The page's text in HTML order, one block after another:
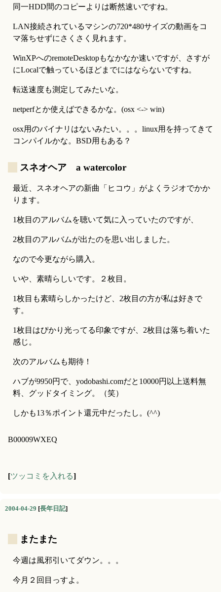
同一HDD間のコピーよりは断然速いですね。
LAN接続されているマシンの720*480サイズの動画をコ
マ落ちせずにさくさく見れます。
WinXPへのremoteDesktopもなかなか速いですが、さすが
にLocalで触っているほどまでにはならないですね。
転送速度も測定してみたいな。
netperfとか使えばできるかな。(osx <-> win)
osx用のバイナリはないみたい。。。linux用を持ってきて
コンパイルかな。BSD用もある？
スネオヘア a watercolor
最近、スネオヘアの新曲「ヒコウ」がよくラジオでかか
ります。
1枚目のアルバムを聴いて気に入っていたのですが、
2枚目のアルバムが出たのを思い出しました。
なので今更ながら購入。
いや、素晴らしいです。２枚目。
1枚目も素晴らしかったけど、2枚目の方が私は好きで
す。
1枚目はぴかり光ってる印象ですが、2枚目は落ち着いた
感じ。
次のアルバムも期待！
ハブが9950円で、yodobashi.comだと10000円以上送料無
料、グッドタイミング。（笑）
しかも13％ポイント還元中だったし。(^^)
B00009WXEQ
[ツッコミを入れる]
2004-04-29 [長年日記]
またまた
今週は風邪引いてダウン。。。
今月２回目っすよ。